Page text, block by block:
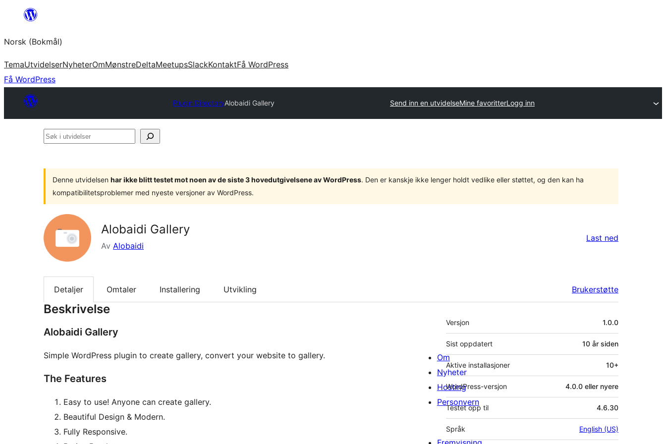
Hopp
innhold
Norsk (Bokmål)
TemaUtvidelserNyheterOmMønstreDeltaMeetupsSlackKontaktFå WordPress
Få WordPress
Plugin DirectoryAlobaidi Gallery Send inn en utvidelseMine favoritterLogg inn
Søk
Denne utvidelsen har ikke blitt testet mot noen av de siste 3 hovedutgivelsene av WordPress. Den er kanskje ikke lenger holdt vedlike eller støttet, og den kan ha
kompatibilitetsproblemer med nyeste versjoner av WordPress.
Alobaidi Gallery
Av Alobaidi
Last ned
Detaljer Omtaler Installering Utvikling Brukerstøtte
Beskrivelse
Alobaidi Gallery
Simple WordPress plugin to create gallery, convert your website to gallery.
The Features
Easy to use! Anyone can create gallery.
Beautiful Design & Modern.
Fully Responsive.
Meta
Versjon 1.0.0
Sist oppdatert 10 år siden
Aktive installasjoner 10+
WordPress-versjon 4.0.0 eller nyere
Testet opp til 4.6.30
Språk English (US)
Om
Nyheter
Hosting
Personvern